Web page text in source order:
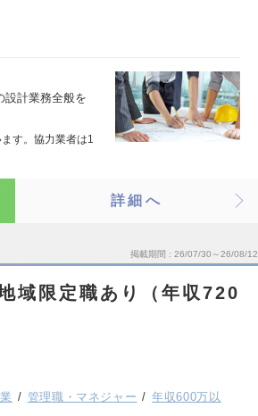
設計業務全般を
す。協力業者は1
詳細へ
掲載期間 26/07/30～26/08/12
域限定職あり（年収720
管理職・マネジャー
年収600万以